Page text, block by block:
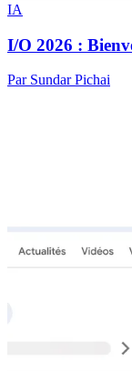
IA
I/O 2026 :
Par Sundar Pichai